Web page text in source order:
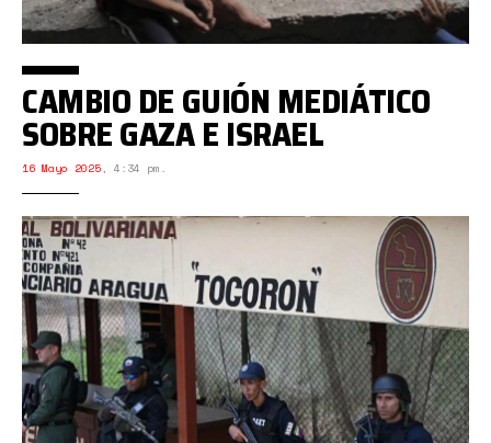
CAMBIO DE GUIÓN MEDIÁTICO
SOBRE GAZA E ISRAEL
16 Mayo 2025, 4:34 pm.